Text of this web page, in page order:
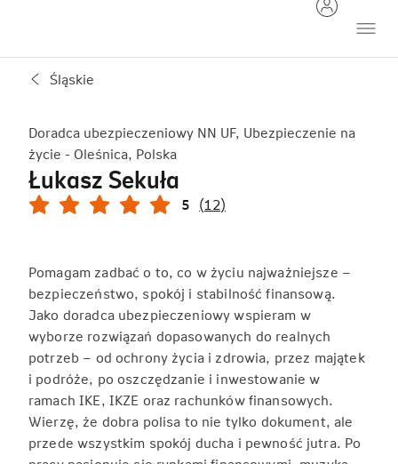
Śląskie
Doradca ubezpieczeniowy NN UF, Ubezpieczenie na
życie - Oleśnica, Polska
Łukasz Sekuła
5 (12)
Pomagam zadbać o to, co w życiu najważniejsze –
bezpieczeństwo, spokój i stabilność finansową.
Jako doradca ubezpieczeniowy wspieram w
wyborze rozwiązań dopasowanych do realnych
potrzeb – od ochrony życia i zdrowia, przez majątek
i podróże, po oszczędzanie i inwestowanie w
ramach IKE, IKZE oraz rachunków finansowych.
Wierzę, że dobra polisa to nie tylko dokument, ale
przede wszystkim spokój ducha i pewność jutra. Po